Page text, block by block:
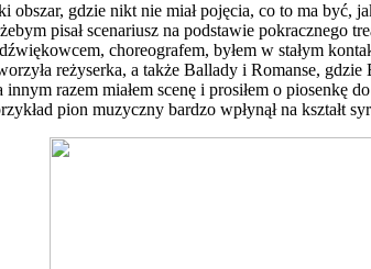
obszar, gdzie nikt nie miał pojęcia, co to ma
pisał scenariusz na podstawie pokracznego
choreografem, byłem w stałym
reżyserka, a także Ballady i Romanse,
innym razem miałem scenę i prosiłem o
pion muzyczny bardzo wpłynął na kształt